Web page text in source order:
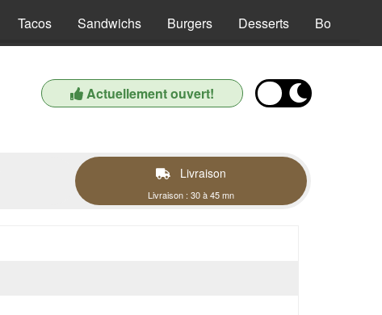
Tacos Sandwichs Burgers Desserts Boissons
Actuellement ouvert!
Livraison
Livraison : 30 à 45 mn